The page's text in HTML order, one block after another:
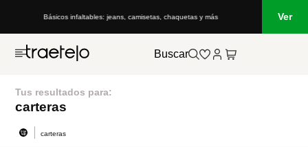
Básicos infaltables: jeans, camisetas, chaquetas y más Ver
Buscar
Tus resultados para:
carteras
carteras